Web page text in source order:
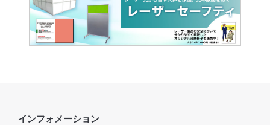
インフォメーション